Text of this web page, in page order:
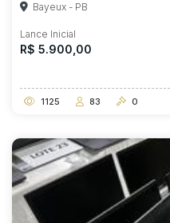
Bayeux - PB
Lance Inicial
R$ 5.900,00
1125 83 0